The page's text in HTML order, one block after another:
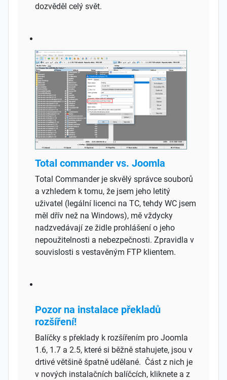
dozvěděl celý svět.
Total commander vs. Joomla
Total Commander je skvělý správce souborů
a vzhledem k tomu, že jsem jeho letitý
uživatel (legální licenci na TC, tehdy WC jsem
měl dřív než na Windows), mě vždycky
nadzvedávají ze židle prohlášení o jeho
nepoužitelnosti a nebezpečnosti. Zpravidla v
souvislosti s vestavěným FTP klientem.
Pozor na instalace překladů
rozšíření!
Balíčky s překlady k rozšířením pro Joomla
1.6, 1.7 a 2.5, které si běžně stahujete, jsou v
drtivé většině špatně udělané. Část z nich je
v nových instalačních balíčcích, kliknete a z